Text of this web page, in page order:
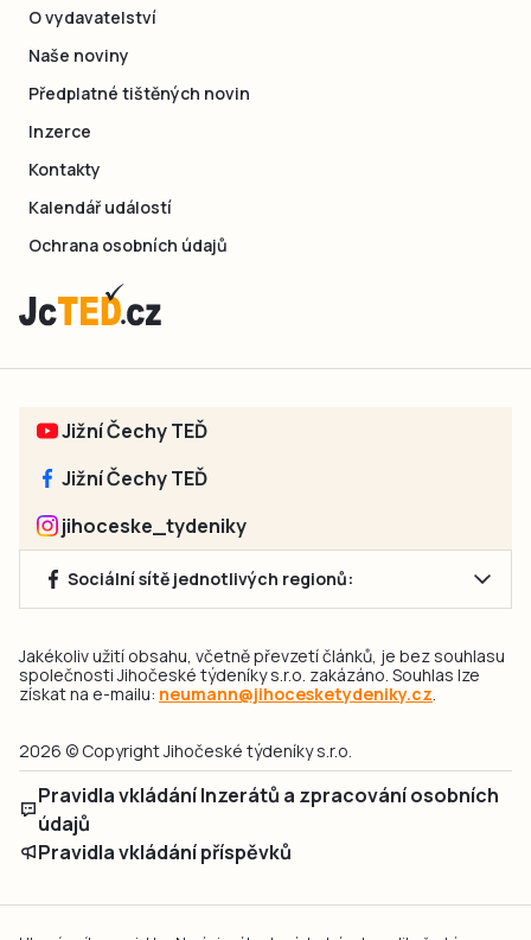
O vydavatelství
Naše noviny
Předplatné tištěných novin
Inzerce
Kontakty
Kalendář událostí
Ochrana osobních údajů
Jižní Čechy TEĎ
Jižní Čechy TEĎ
jihoceske_tydeniky
Sociální sítě jednotlivých regionů:
Jakékoliv užití obsahu, včetně převzetí článků, je bez souhlasu
společnosti Jihočeské týdeníky s.r.o. zakázáno. Souhlas lze
získat na e-mailu: neumann@jihocesketydeniky.cz
2026 © Copyright Jihočeské týdeníky s.r.o.
Pravidla vkládání Inzerátů a zpracování osobních
údajů
Pravidla vkládání příspěvků